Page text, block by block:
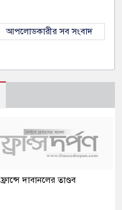
আপলোডকারীর সব সংবাদ
ফ্রান্সে দাবানলের তাণ্ডব